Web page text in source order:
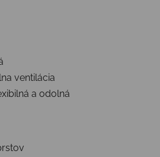
ventilácia
a odolná